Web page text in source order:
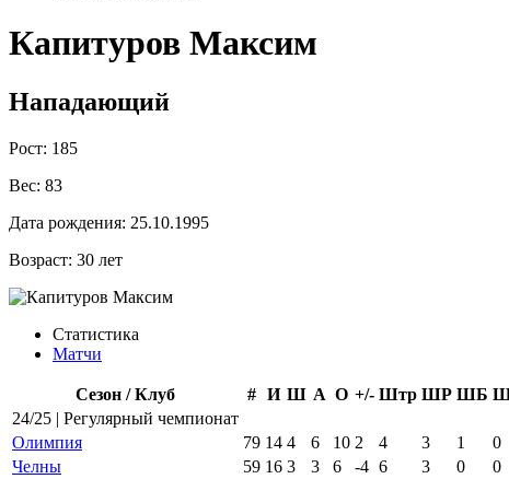
Капитуров Максим
Нападающий
Рост: 185
Вес: 83
Дата рождения: 25.10.1995
Возраст: 30 лет
Статистика
Матчи
Сезон / Клуб # И Ш А О +/- Штр ШР ШБ
24/25 | Регулярный чемпионат
Олимпия
79 14 4 6 10 2 4 3 1 0
Челны
59 16 3 3 6 -4 6 3 0 0